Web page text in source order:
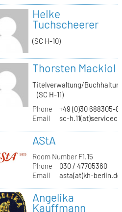
Heike
Tuchscheerer
(SC H-10)
Thorsten Mackiol
Titelverwaltung/
(SC H-11)
Phone
+49 (0)30 688305-
Email
sc-
AStA
Room NumberF1.15
Phone
030 / 47705360
Email
asta(at)kh-berlin.de
Angelika
Kauffmann